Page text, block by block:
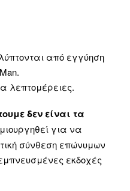
από εγγύηση
λεπτομέρειες.
δεν είναι τα
για να
σύνθεση επώνυμων
εκδοχές